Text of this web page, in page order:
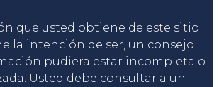
que usted obtiene de este sitio
la intención de ser, un consejo
pudiera estar incompleta o
Usted debe consultar a un